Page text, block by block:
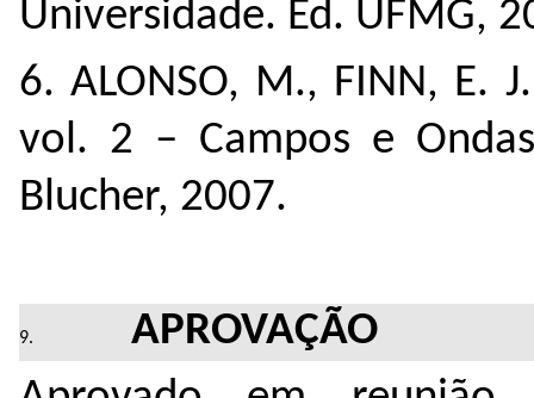
Universidade. Ed. UFMG,
6. ALONSO, M., FINN, E.
vol. 2 – Campos e
Blucher, 2007.
APROVAÇÃO